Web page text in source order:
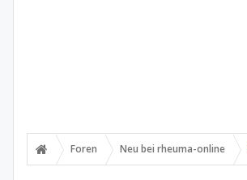
Foren Neu bei rheuma-online